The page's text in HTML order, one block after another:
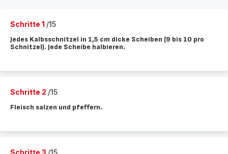
Schritte 1 /15
Jedes Kalbsschnitzel in 1,5 cm dicke Scheiben (9 bis 10 pro
Schnitzel). Jede Scheibe halbieren.
Schritte 2 /15
Fleisch salzen und pfeffern.
Schritte 3 /15